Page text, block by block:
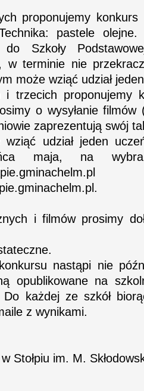
proponujemy
pastele
do Szkoły
w terminie nie
może wziąć udział
trzecich proponujemy
o wysyłanie
zaprezentują swój
wziąć udział jeden
maja, na
i filmów prosimy
nastąpi nie
opublikowane na
Do każdej ze szkół
z wynikami.
Stołpiu im. M.